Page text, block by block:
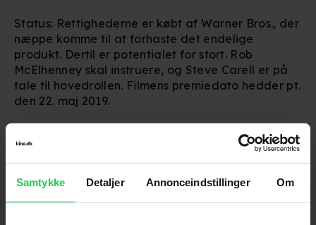
Samtykke Detaljer Annonceindstillinger Om
Status: Rettighederne er købt af Warner Bros., der
næppe komme til at forhaste det endelige
produkt. Dertil er potentialet for stort. Rob
McElhenney skal instruere, og Steve Carell er på
tale til hovedrollen. Filmens premiedato hedder pt.
den 22. maj 2019.
Detective Pikachu
Animerede Pokémon-film i spillefilmslængde er
ikke noget nyt, men det er et live action-eventyr